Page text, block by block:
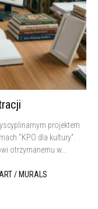
projektem
“KPO dla kultury”.
otrzymanemu w...
/ MURALS